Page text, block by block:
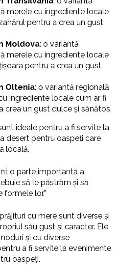
merele cu ingrediente locale
pentru a crea un gust
Moldova: o variantă
merele cu ingrediente locale
pentru a crea un gust
Oltenia: o variantă regională
ingrediente locale cum ar fi
crea un gust dulce și sănătos.
ideale pentru a fi servite la
desert pentru oaspeți care
locală.
o parte importantă a
să le păstrăm și să
lor.”
cu mere sunt diverse și
său gust și caracter. Ele
și cu diverse
a fi servite la evenimente
oaspeți.